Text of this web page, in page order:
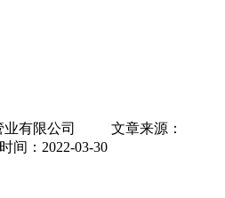
管业有限公司 文章来源：
间：2022-03-30